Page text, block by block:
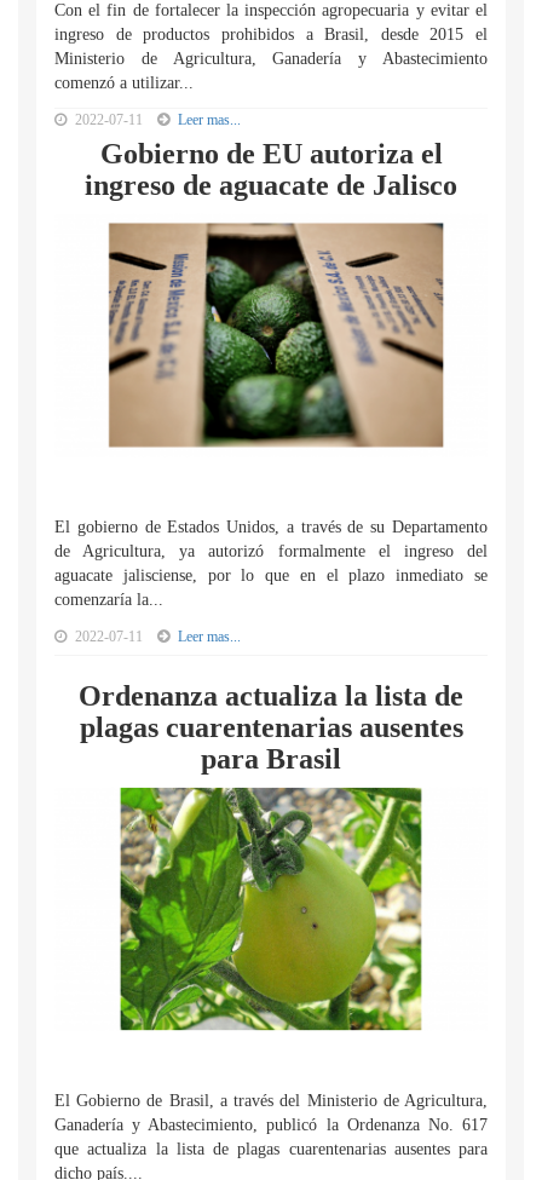
Con el fin de fortalecer la inspección agropecuaria y evitar el
ingreso de productos prohibidos a Brasil, desde 2015 el
Ministerio de Agricultura, Ganadería y Abastecimiento
comenzó a utilizar...
2022-07-11 Leer mas...
Gobierno de EU autoriza el
ingreso de aguacate de Jalisco
El gobierno de Estados Unidos, a través de su Departamento
de Agricultura, ya autorizó formalmente el ingreso del
aguacate jalisciense, por lo que en el plazo inmediato se
comenzaría la...
2022-07-11 Leer mas...
Ordenanza actualiza la lista de
plagas cuarentenarias ausentes
para Brasil
El Gobierno de Brasil, a través del Ministerio de Agricultura,
Ganadería y Abastecimiento, publicó la Ordenanza No. 617
que actualiza la lista de plagas cuarentenarias ausentes para
dicho país....